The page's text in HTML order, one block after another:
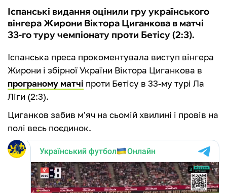
Іспанські видання оцінили гру українського
вінгера Жирони Віктора Циганкова в матчі
33-го туру чемпіонату проти Бетісу (2:3).
Іспанська преса прокоментувала виступ вінгера
Жирони і збірної України Віктора Циганкова в
програному матчі проти Бетісу в 33-му турі Ла
Ліги (2:3).
Циганков забив м'яч на сьомій хвилині і провів на
полі весь поєдинок.